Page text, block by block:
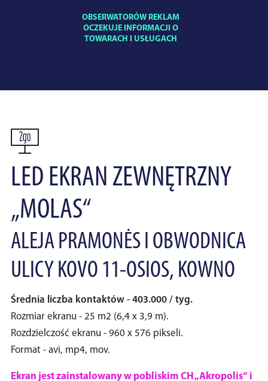
OBSERWATORÓW REKLAM
OCZEKUJE INFORMACJI O
TOWARACH I USŁUGACH
LED EKRAN ZEWNĘTRZNY
„MOLAS“
ALEJA PRAMONĖS I OBWODNICA
ULICY KOVO 11-OSIOS, KOWNO
Średnia liczba kontaktów - 403.000 / tyg.
Rozmiar ekranu - 25 m2 (6,4 x 3,9 m).
Rozdzielczość ekranu - 960 x 576 pikseli.
Format - avi, mp4, mov.
Ekran jest zainstalowany w pobliskim CH „Akropolis“ i